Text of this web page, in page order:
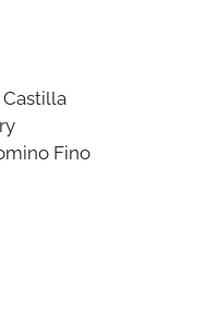
Castilla
Fino